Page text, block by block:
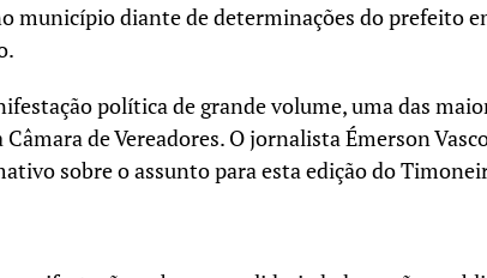
município diante de determinações do prefeito
política de grande volume, uma das
de Vereadores. O jornalista Émerson
sobre o assunto para esta edição do